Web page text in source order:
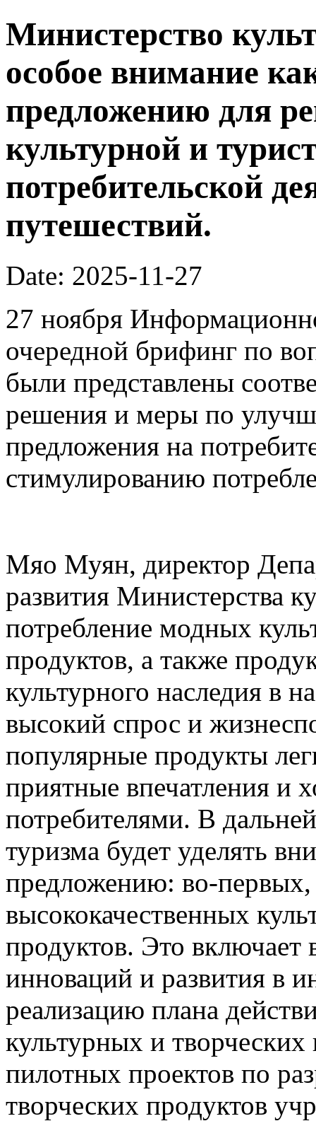
Министерство
особое внимание
предложению для
культурной и
потребительской
путешествий.
Date: 2025-11-27
27 ноября
очередной брифинг по
были представлены
решения и меры по
предложения на
стимулированию
Мяо Муян, директор
развития Министерства
потребление модных
продуктов, а также
культурного наследия в
высокий спрос и
популярные продукты
приятные впечатления и
потребителями. В
туризма будет уделять
предложению: во-первых,
высококачественных
продуктов. Это включает
инноваций и развития в
реализацию плана
культурных и
пилотных проектов по
творческих продуктов